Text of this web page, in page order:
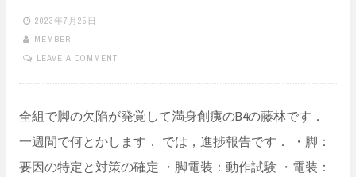
2023年7月25日
MEMBER
LEAVE A COMMENT
全組で脚の欠陥が発覚して満身創痍のB4の藤林です．
一週間で何とかします． では，進捗報告です． ・脚：
要因の特定と対策の確定 ・脚電装：動作試験 ・電装：